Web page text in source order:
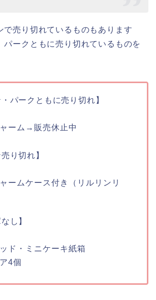
で売り切れているものもあります
パークともに売り切れているものを
・パークともに売り切れ】
ーム→販売休止中
り切れ】
ームケース付き（リルリンリ
し】
ド・ミニケーキ紙箱
4個